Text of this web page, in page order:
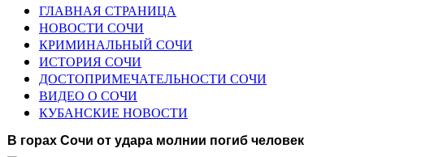
ГЛАВНАЯ СТРАНИЦА
НОВОСТИ СОЧИ
КРИМИНАЛЬНЫЙ СОЧИ
ИСТОРИЯ СОЧИ
ДОСТОПРИМЕЧАТЕЛЬНОСТИ СОЧИ
ВИДЕО О СОЧИ
КУБАНСКИЕ НОВОСТИ
В горах Сочи от удара молнии погиб человек